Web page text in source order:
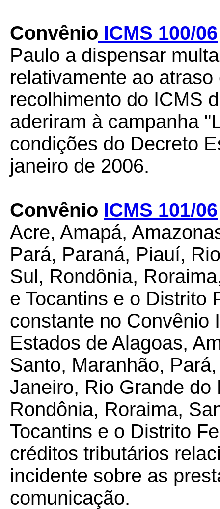
Convênio ICMS 100/06
Paulo a dispensar
relativamente ao
recolhimento do ICMS
aderiram à campanha
condições do Decreto
janeiro de 2006.
Convênio ICMS 101/06
Acre, Amapá,
Pará, Paraná, Piauí,
Sul, Rondônia,
e Tocantins e o Distrito
constante no Convênio
Estados de Alagoas,
Santo, Maranhão,
Janeiro, Rio Grande
Rondônia, Roraima,
Tocantins e o Distrito
créditos tributários
incidente sobre as
comunicação.